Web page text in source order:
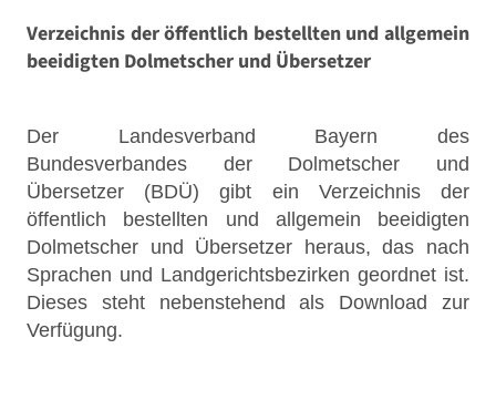
Verzeichnis der öffentlich bestellten und allgemein
beeidigten Dolmetscher und Übersetzer
Der Landesverband Bayern des
Bundesverbandes der Dolmetscher und
Übersetzer (BDÜ) gibt ein Verzeichnis der
öffentlich bestellten und allgemein beeidigten
Dolmetscher und Übersetzer heraus, das nach
Sprachen und Landgerichtsbezirken geordnet ist.
Dieses steht nebenstehend als Download zur
Verfügung.